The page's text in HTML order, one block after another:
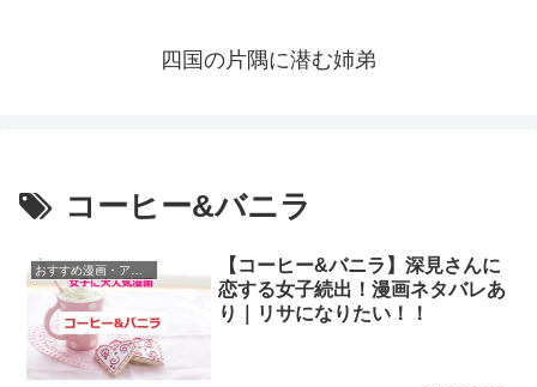
四国の片隅に潜む姉弟
コーヒー&バニラ
【コーヒー&バニラ】深見さんに
恋する女子続出！漫画ネタバレあ
り｜リサになりたい！！